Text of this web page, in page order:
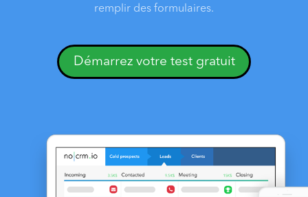
remplir des formulaires.
Démarrez votre test gratuit